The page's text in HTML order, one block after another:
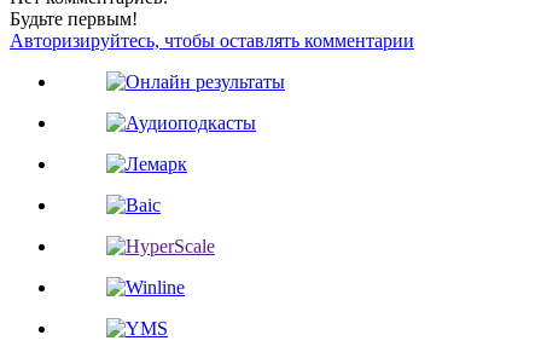
Будьте первым!
Авторизируйтесь, чтобы оставлять комментарии